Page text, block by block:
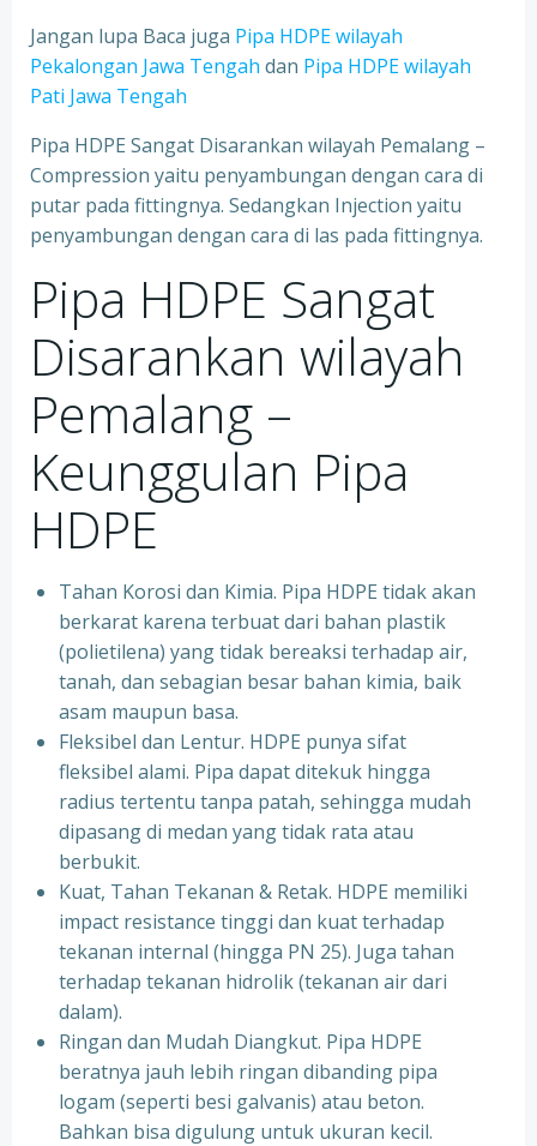
Jangan lupa Baca juga Pipa HDPE wilayah
Pekalongan Jawa Tengah dan Pipa HDPE wilayah
Pati Jawa Tengah
Pipa HDPE Sangat Disarankan wilayah Pemalang –
Compression yaitu penyambungan dengan cara di
putar pada fittingnya. Sedangkan Injection yaitu
penyambungan dengan cara di las pada fittingnya.
Pipa HDPE Sangat
Disarankan wilayah
Pemalang –
Keunggulan Pipa
HDPE
Tahan Korosi dan Kimia. Pipa HDPE tidak akan
berkarat karena terbuat dari bahan plastik
(polietilena) yang tidak bereaksi terhadap air,
tanah, dan sebagian besar bahan kimia, baik
asam maupun basa.
Fleksibel dan Lentur. HDPE punya sifat
fleksibel alami. Pipa dapat ditekuk hingga
radius tertentu tanpa patah, sehingga mudah
dipasang di medan yang tidak rata atau
berbukit.
Kuat, Tahan Tekanan & Retak. HDPE memiliki
impact resistance tinggi dan kuat terhadap
tekanan internal (hingga PN 25). Juga tahan
terhadap tekanan hidrolik (tekanan air dari
dalam).
Ringan dan Mudah Diangkut. Pipa HDPE
beratnya jauh lebih ringan dibanding pipa
logam (seperti besi galvanis) atau beton.
Bahkan bisa digulung untuk ukuran kecil.